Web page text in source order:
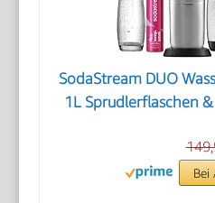
SodaStream DUO
1L Sprudlerflaschen
Bei